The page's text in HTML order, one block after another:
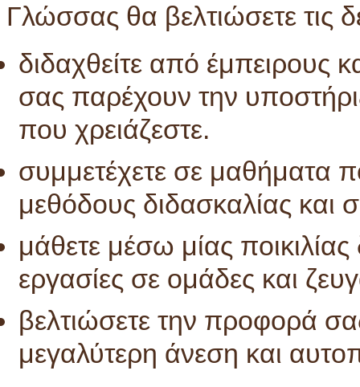
Γλώσσας θα βελτιώσετε τις
διδαχθείτε από έμπειρους
σας παρέχουν την
που χρειάζεστε.
συμμετέχετε σε μαθήματα
μεθόδους διδασκαλίας και
μάθετε μέσω μίας
εργασίες σε ομάδες και
βελτιώσετε την προφορά
μεγαλύτερη άνεση και